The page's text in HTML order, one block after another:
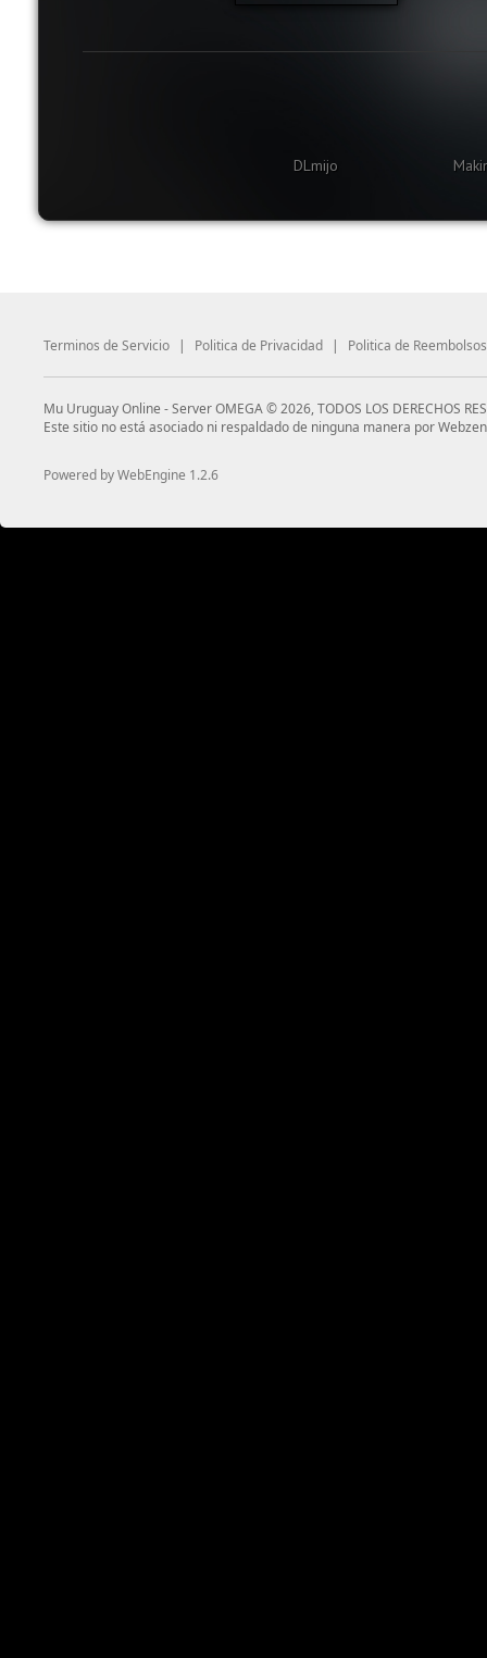
DLmijo
Terminos de Servicio | Politica de Privacidad | Politica de Reembolsos
Mu Uruguay Online - Server OMEGA © 2026, TODOS LOS DERECHOS
Este sitio no está asociado ni respaldado de ninguna manera por
Powered by WebEngine 1.2.6